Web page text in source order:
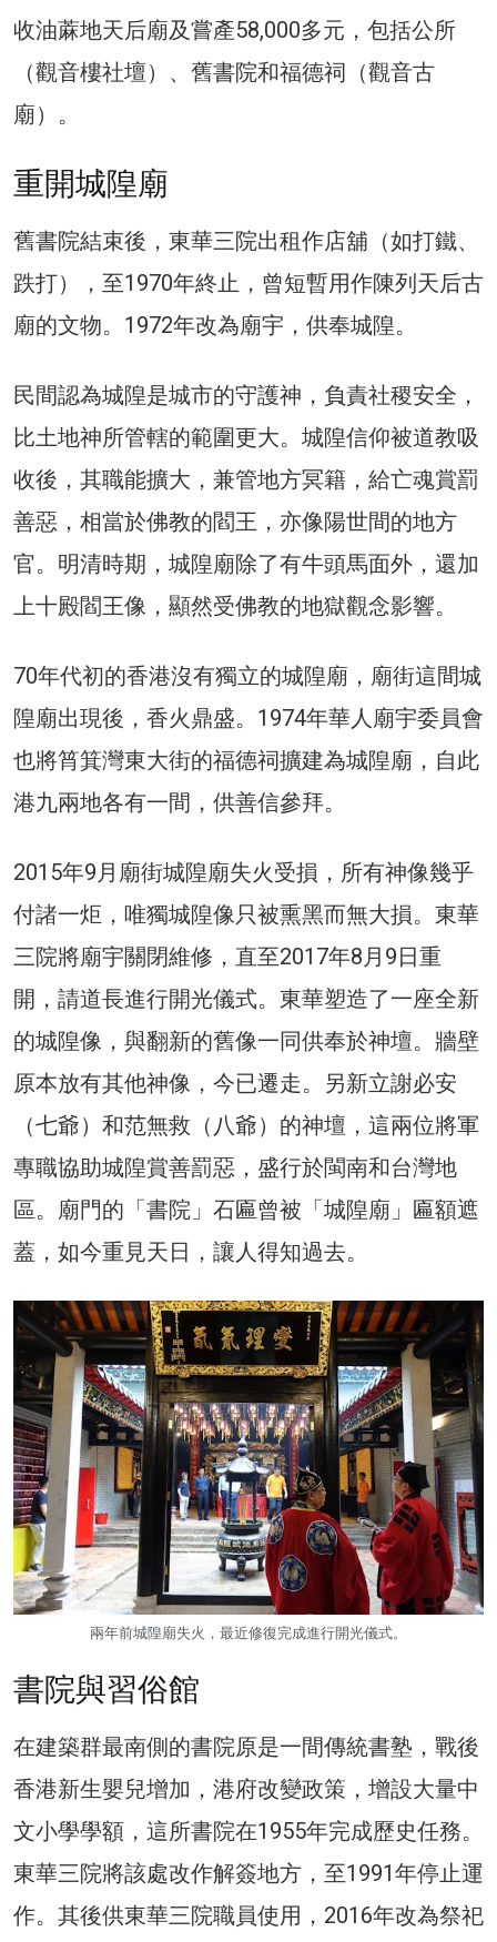
收油蔴地天后廟及嘗產58,000多元，包括公所
（觀音樓社壇）、舊書院和福德祠（觀音古
廟）。
重開城隍廟
舊書院結束後，東華三院出租作店舖（如打鐵、
跌打），至1970年終止，曾短暫用作陳列天后古
廟的文物。1972年改為廟宇，供奉城隍。
民間認為城隍是城市的守護神，負責社稷安全，
比土地神所管轄的範圍更大。城隍信仰被道教吸
收後，其職能擴大，兼管地方冥籍，給亡魂賞罰
善惡，相當於佛教的閻王，亦像陽世間的地方
官。明清時期，城隍廟除了有牛頭馬面外，還加
上十殿閻王像，顯然受佛教的地獄觀念影響。
70年代初的香港沒有獨立的城隍廟，廟街這間城
隍廟出現後，香火鼎盛。1974年華人廟宇委員會
也將筲箕灣東大街的福德祠擴建為城隍廟，自此
港九兩地各有一間，供善信參拜。
2015年9月廟街城隍廟失火受損，所有神像幾乎
付諸一炬，唯獨城隍像只被熏黑而無大損。東華
三院將廟宇關閉維修，直至2017年8月9日重
開，請道長進行開光儀式。東華塑造了一座全新
的城隍像，與翻新的舊像一同供奉於神壇。牆壁
原本放有其他神像，今已遷走。另新立謝必安
（七爺）和范無救（八爺）的神壇，這兩位將軍
專職協助城隍賞善罰惡，盛行於閩南和台灣地
區。廟門的「書院」石匾曾被「城隍廟」匾額遮
蓋，如今重見天日，讓人得知過去。
兩年前城隍廟失火，最近修復完成進行開光儀式。
書院與習俗館
在建築群最南側的書院原是一間傳統書塾，戰後
香港新生嬰兒增加，港府改變政策，增設大量中
文小學學額，這所書院在1955年完成歷史任務。
東華三院將該處改作解簽地方，至1991年停止運
作。其後供東華三院職員使用，2016年改為祭祀